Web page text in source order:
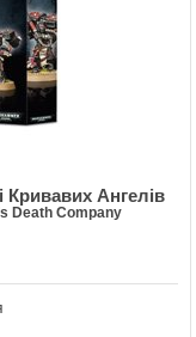
Ангелів
Death Company